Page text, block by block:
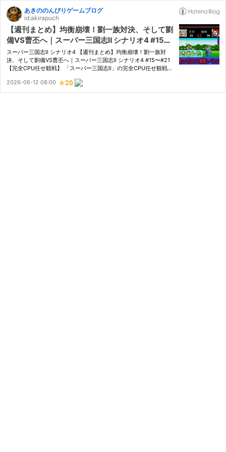
あきののんびりゲームブログ
id:akirapuch
【週刊まとめ】均衡崩壊！劉一族対決、そして劉
備VS曹丕へ｜スーパー三国志Ⅱ シナリオ4 #15〜
#21【完全CPU任せ観戦】
スーパー三国志Ⅱ シナリオ4 【週刊まとめ】均衡崩壊！劉一族対
決、そして劉備VS曹丕へ｜スーパー三国志Ⅱ シナリオ4 #15〜#21
【完全CPU任せ観戦】 「スーパー三国志Ⅱ」の完全CPU任せ観戦企
から240年までを見届ける中で、ついに大陸の均衡が崩れ始めま
す。 一時…
2026-06-12 08:00